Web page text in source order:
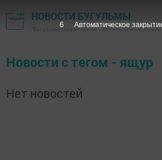
НОВОСТИ БУГУЛЬМЫ
"Бугульминская газета" - Бугульминский
Новости с тегом - ящур
Нет новостей
6 Автоматическое